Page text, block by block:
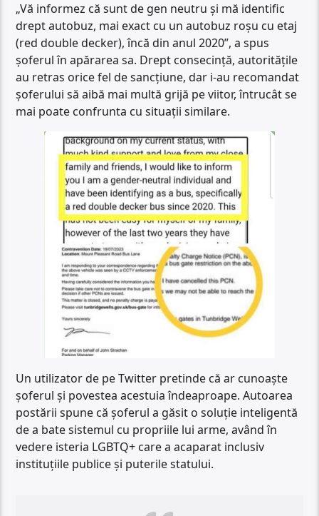
„Vă informez că sunt de gen neutru și mă identific
drept autobuz, mai exact cu un autobuz roșu cu etaj
(red double decker), încă din anul 2020”, a spus
șoferul în apărarea sa. Drept consecință, autoritățile
au retras orice fel de sancțiune, dar i-au recomandat
șoferului să aibă mai multă grijă pe viitor, întrucât se
mai poate confrunta cu situații similare.
Un utilizator de pe Twitter pretinde că ar cunoaște
șoferul și povestea acestuia îndeaproape. Autoarea
postării spune că șoferul a găsit o soluție inteligentă
de a bate sistemul cu propriile lui arme, având în
vedere isteria LGBTQ+ care a acaparat inclusiv
instituțiile publice și puterile statului.